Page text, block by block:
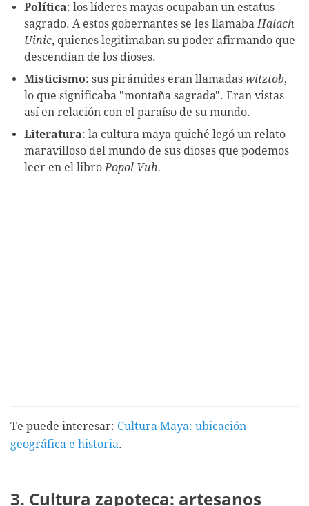
Política: los líderes mayas ocupaban un estatus
sagrado. A estos gobernantes se les llamabaHalach
Uinic, quienes legitimaban su poder afirmando que
descendían de los dioses.
Misticismo: sus pirámides eran llamadas witztob,
lo que significaba "montaña sagrada". Eran vistas
así en relación con el paraíso de su mundo.
Literatura: la cultura maya quiché legó un relato
maravilloso del mundo de sus dioses que podemos
leer en el libroPopol Vuh.
Te puede interesar: Cultura Maya: ubicación
geográfica e historia.
3. Cultura zapoteca: artesanos